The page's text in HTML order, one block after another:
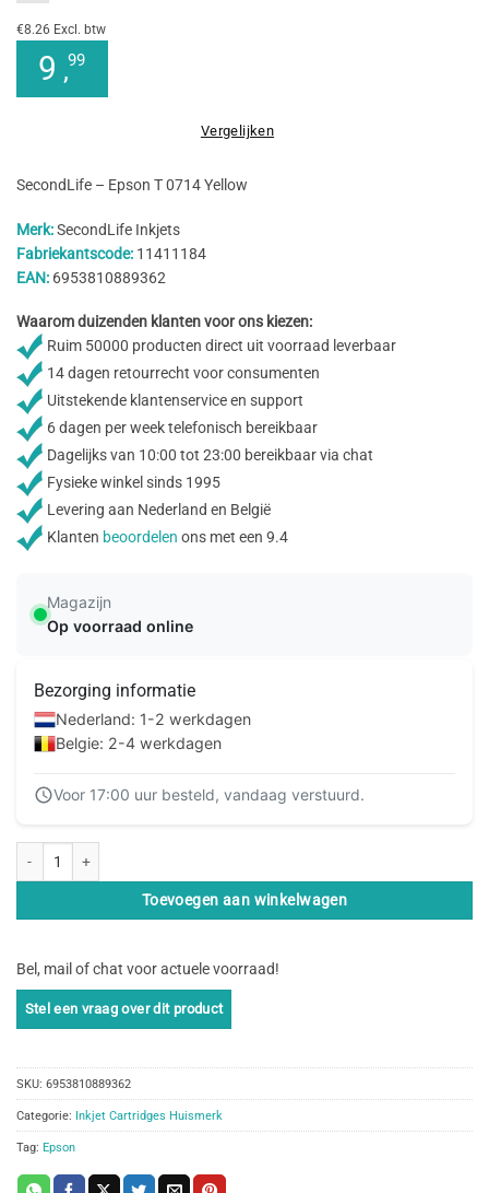
€8.26 Excl. btw
9 ,99
Vergelijken
SecondLife – Epson T 0714 Yellow
Merk:SecondLife Inkjets
Fabriekantscode: 11411184
EAN: 6953810889362
Waarom duizenden klanten voor ons kiezen:
Ruim 50000 producten direct uit voorraad leverbaar
14 dagen retourrecht voor consumenten
Uitstekende klantenservice en support
6 dagen per week telefonisch bereikbaar
Dagelijks van 10:00 tot 23:00 bereikbaar via chat
Fysieke winkel sinds 1995
Levering aan Nederland en België
Klanten beoordelen ons met een 9.4
Magazijn
Op voorraad online
Bezorging informatie
Nederland: 1-2 werkdagen
Belgie: 2-4 werkdagen
Voor 17:00 uur besteld, vandaag verstuurd.
Toevoegen aan winkelwagen
Bel, mail of chat voor actuele voorraad!
SKU: 6953810889362
Categorie: Inkjet Cartridges Huismerk
Tag: Epson